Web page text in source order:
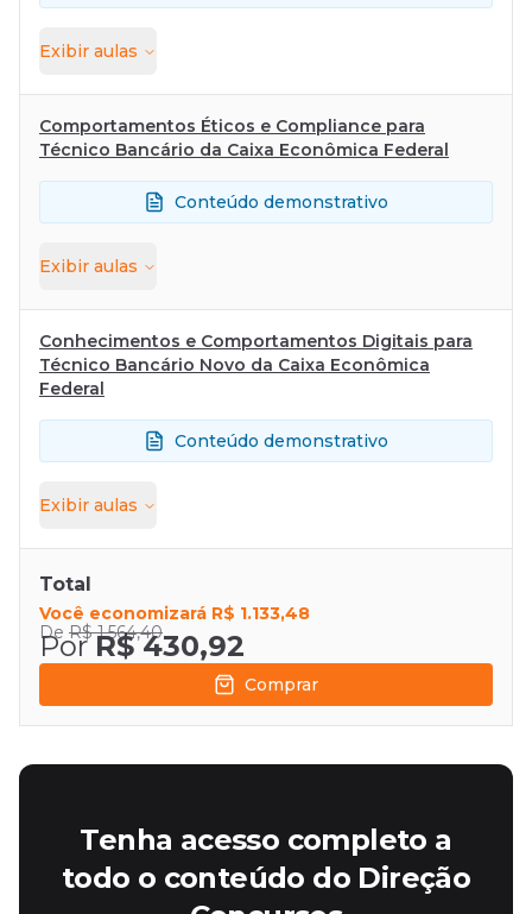
Exibir aulas
Comportamentos Éticos e Compliance para
Técnico Bancário da Caixa Econômica Federal
Conteúdo demonstrativo
Exibir aulas
Conhecimentos e Comportamentos Digitais para
Técnico Bancário Novo da Caixa Econômica
Federal
Conteúdo demonstrativo
Exibir aulas
Total
Você economizará R$ 1.133,48
De R$ 1.564,40
Por R$ 430,92
Comprar
Tenha acesso completo a
todo o conteúdo do Direção